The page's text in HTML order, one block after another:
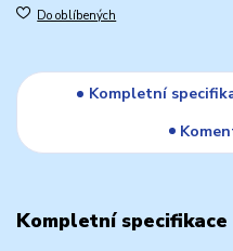
Do oblíbených
Kompletní
Kompletní specifikace